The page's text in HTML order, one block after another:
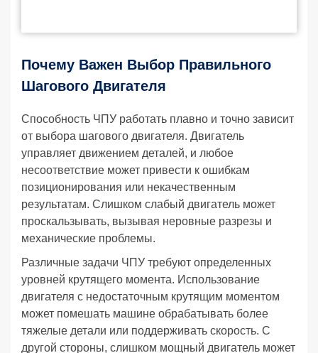
Почему Важен Выбор Правильного
Шагового Двигателя
Способность ЧПУ работать плавно и точно зависит
от выбора шагового двигателя. Двигатель
управляет движением деталей, и любое
несоответствие может привести к ошибкам
позиционирования или некачественным
результатам. Слишком слабый двигатель может
проскальзывать, вызывая неровные разрезы и
механические проблемы.
Различные задачи ЧПУ требуют определенных
уровней крутящего момента. Использование
двигателя с недостаточным крутящим моментом
может помешать машине обрабатывать более
тяжелые детали или поддерживать скорость. С
другой стороны, слишком мощный двигатель может